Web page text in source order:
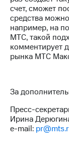
капитал
и
аудит
Рынок
выкупа
акций
счет, сможет
средства
например, на
МТС, такой
комментирует
рынка МТС
За
Пресс-
Ирина
e-mail: